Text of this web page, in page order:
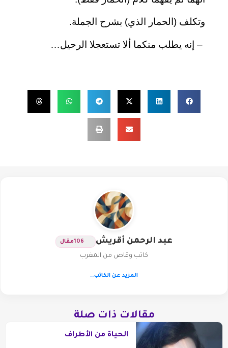
وتكلف (الحمار الذي) بشرح الجملة.
– إنه يطلب منكما ألا تستعجلا الرحيل…
عبد الرحمن أقريش 106مقال
كاتب وقاص من المغرب
المزيد عن الكاتب..
مقالات ذات صلة
الحياة من الأطراف